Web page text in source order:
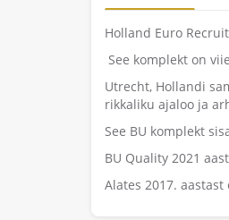
Holland Euro
See komplekt on
Utrecht, Hollandi
rikkaliku ajaloo ja
See BU komplekt
BU Quality 2021
Alates 2017.